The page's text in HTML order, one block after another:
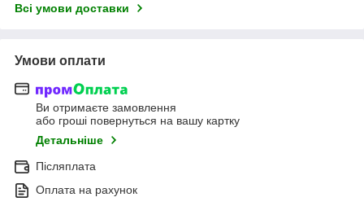
Всі умови доставки
Умови оплати
Ви отримаєте замовлення
або гроші повернуться на вашу картку
Детальніше
Післяплата
Оплата на рахунок